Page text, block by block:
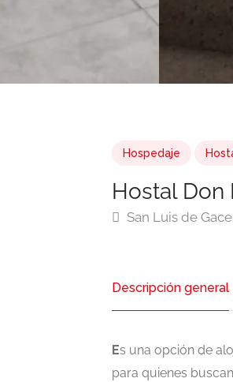
Hospedaje
Hostal Don
San Luis de
Descripción general
Es una opción de
para quienes